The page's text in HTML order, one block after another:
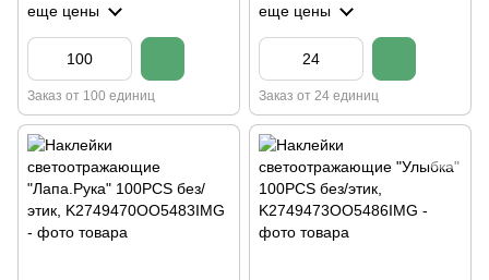
еще цены
Заказ от 100 единиц
еще цены
Заказ от 24 единиц